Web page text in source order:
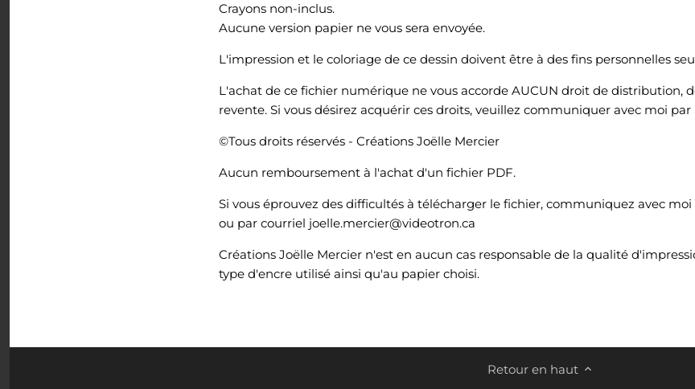
Crayons non-inclus.
Aucune version papier ne vous sera envoyée.
L'impression et le coloriage de ce dessin doivent être à des fins personnelles
L'achat de ce fichier numérique ne vous accorde AUCUN droit de distribution,
revente. Si vous désirez acquérir ces droits, veuillez communiquer avec moi par
©Tous droits réservés - Créations Joëlle Mercier
Aucun remboursement à l'achat d'un fichier PDF.
Si vous éprouvez des difficultés à télécharger le fichier, communiquez avec
ou par courriel joelle.mercier@videotron.ca
Créations Joëlle Mercier n'est en aucun cas responsable de la qualité
type d'encre utilisé ainsi qu'au papier choisi.
Retour en haut